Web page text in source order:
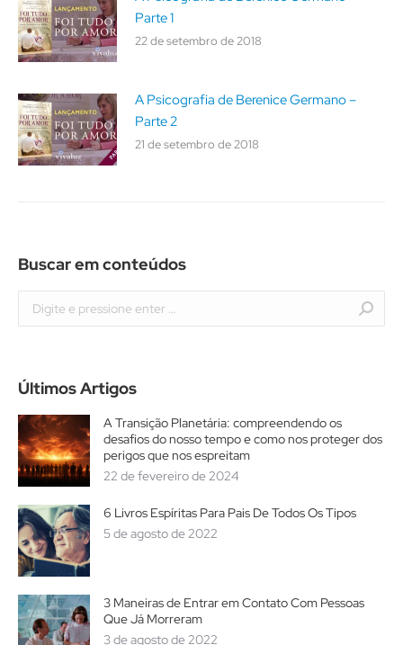
Parte 1
22 de setembro de 2018
A Psicografia de Berenice Germano –
Parte 2
21 de setembro de 2018
Buscar em conteúdos
Últimos Artigos
A Transição Planetária: compreendendo os
desafios do nosso tempo e como nos proteger dos
perigos que nos espreitam
22 de fevereiro de 2024
6 Livros Espíritas Para Pais De Todos Os Tipos
5 de agosto de 2022
3 Maneiras de Entrar em Contato Com Pessoas
Que Já Morreram
3 de agosto de 2022